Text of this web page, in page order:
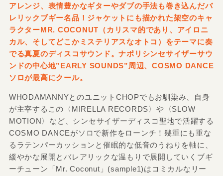
アレンジ、表情豊かなギターやダブの手法も巻き込んだバ
レリックブギー名品！ジャケットにも描かれた架空のキャ
ラクターMR. COCONUT（カリスマ的であり、アイロニ
カル、そしてどこかミステリアスなオトコ）をテーマに奏
でる真夏のディスコサウンド。ナポリシンセサイザーサウ
ンドの中心地”EARLY SOUNDS”周辺、COSMO DANCE
ソロが最高にクール。
WHODAMANNYとのユニットCHOPでもお馴染み、自身
が主宰するこの〈MIRELLA RECORDS〉や〈SLOW
MOTION〉など、シンセサイザーディスコ聖地で活躍する
COSMO DANCEがソロで新作をローンチ！幾重にも重な
るラテンパーカッションと催眠的な低音のうねりを軸に、
緩やかな展開とバレアリックな温もりで展開していくブギ
ーチューン「Mr. Coconut」(sample1)はコミカルなリー